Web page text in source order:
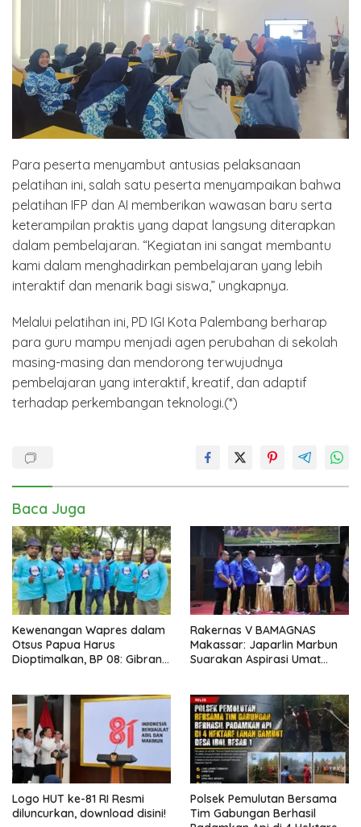
Para peserta menyambut antusias pelaksanaan
pelatihan ini, salah satu peserta menyampaikan bahwa
pelatihan IFP dan AI memberikan wawasan baru serta
keterampilan praktis yang dapat langsung diterapkan
dalam pembelajaran. “Kegiatan ini sangat membantu
kami dalam menghadirkan pembelajaran yang lebih
interaktif dan menarik bagi siswa,” ungkapnya.
Melalui pelatihan ini, PD IGI Kota Palembang berharap
para guru mampu menjadi agen perubahan di sekolah
masing-masing dan mendorong terwujudnya
pembelajaran yang interaktif, kreatif, dan adaptif
terhadap perkembangan teknologi.(*)
Baca Juga
Kewenangan Wapres dalam
Otsus Papua Harus
Dioptimalkan, BP 08: Gibran
Kesejahteraan Papua
Rakernas V BAMAGNAS
Makassar: Japarlin Marbun
Suarakan Aspirasi Umat
Logo HUT ke-81 RI Resmi
diluncurkan, download disini!
Polsek Pemulutan Bersama
Tim Gabungan Berhasil